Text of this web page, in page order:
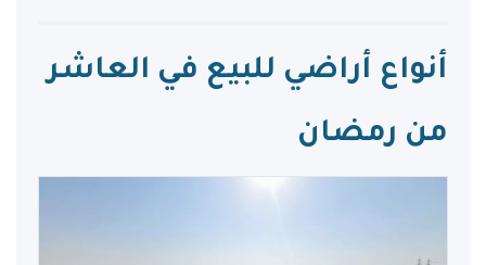
أنواع أراضي للبيع في العاشر
من رمضان